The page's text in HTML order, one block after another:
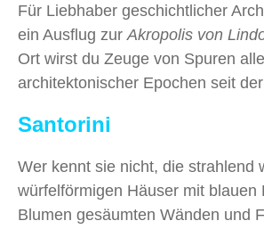
Für Liebhaber geschichtlicher
ein Ausflug zurAkropolis von
Ort wirst du Zeuge von Spuren
architektonischer Epochen seit
Santorini
Wer kennt sie nicht, die strahlend
würfelförmigen Häuser mit blauen
Blumen gesäumten Wänden und